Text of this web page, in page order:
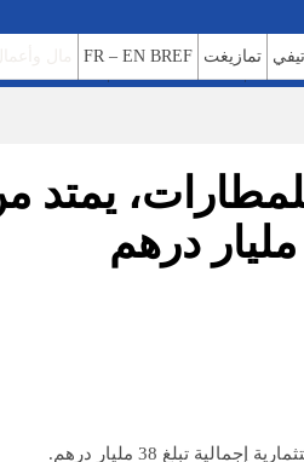
تمازيغت FR – EN BREF